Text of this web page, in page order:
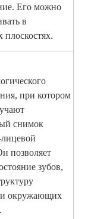
Его можно
в
плоскостях.
при котором
снимок
позволяет
зубов,
и окружающих